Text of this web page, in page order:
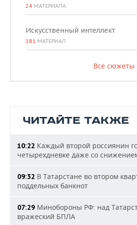
24 МАТЕРИАЛА
Искусственный интеллект
181 МАТЕРИАЛ
Все сюжеты
ЧИТАЙТЕ ТАКЖЕ
10:22 Каждый второй россиянин
четырехдневке даже со
09:32 В Татарстане во втором
поддельных банкнот
07:29 Минобороны РФ: над
вражеский БПЛА